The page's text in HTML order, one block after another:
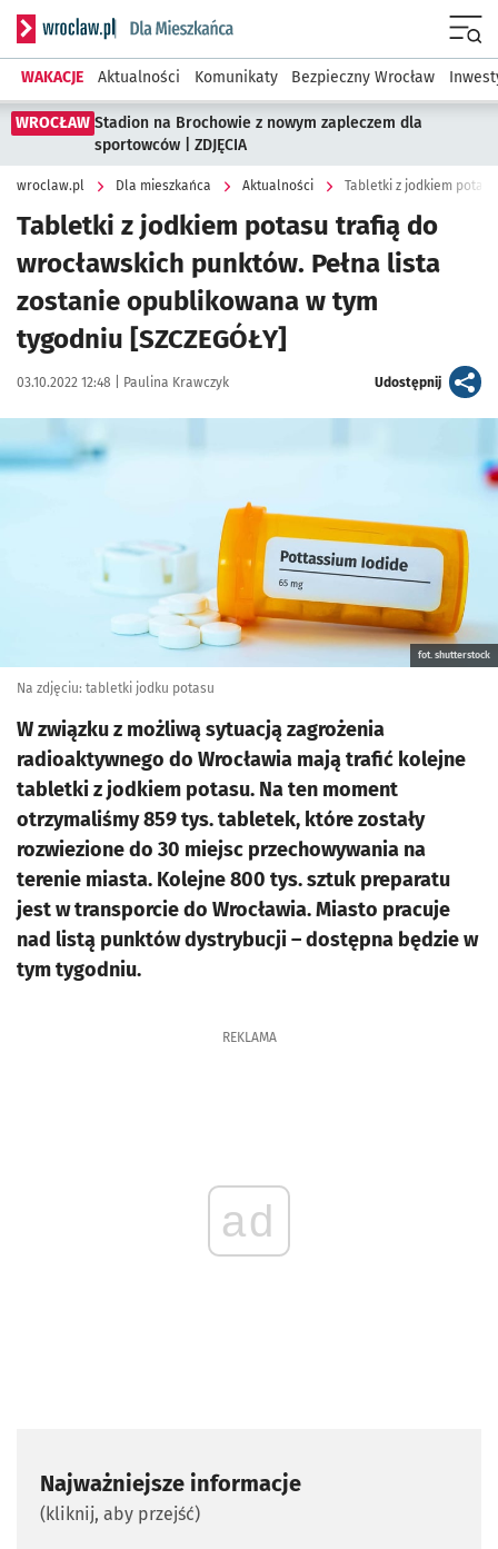
Serwis informacyjny wroclaw.pl podserwis: Dla mieszkańca
WAKACJE Aktualności Komunikaty Bezpieczny Wrocław
WROCŁAW Stadion na Brochowie z nowym zapleczem dla
sportowców | ZDJĘCIA
wroclaw.pl Dla mieszkańca Aktualności
Tabletki z jodkiem potasu trafią do
wrocławskich punktów. Pełna lista
zostanie opublikowana w tym
tygodniu [SZCZEGÓŁY]
Data publikacji:
03.10.2022 12:48 | Autor:
Paulina Krawczyk Udostępnijartykuł
fot. shutterstock
Na zdjęciu: tabletki jodku potasu
W związku z możliwą sytuacją zagrożenia
radioaktywnego do Wrocławia mają trafić kolejne
tabletki z jodkiem potasu. Na ten moment
otrzymaliśmy 859 tys. tabletek, które zostały
rozwiezione do 30 miejsc przechowywania na
terenie miasta. Kolejne 800 tys. sztuk preparatu
jest w transporcie do Wrocławia. Miasto pracuje
nad listą punktów dystrybucji – dostępna będzie w
tym tygodniu.
REKLAMA
ad
Najważniejsze informacje
(kliknij, aby przejść)